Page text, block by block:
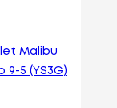
Malibu
9-5 (YS3G)